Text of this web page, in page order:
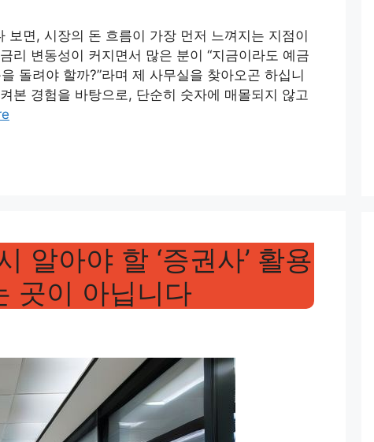
면, 시장의 돈 흐름이 가장 먼저 느껴지는 지점이
리 변동성이 커지면서 많은 분이 “지금이라도 예금
돌려야 할까?”라며 제 사무실을 찾아오곤 하십니
본 경험을 바탕으로, 단순히 숫자에 매몰되지 않고
알아야 할 ‘증권사’ 활용
곳이 아닙니다